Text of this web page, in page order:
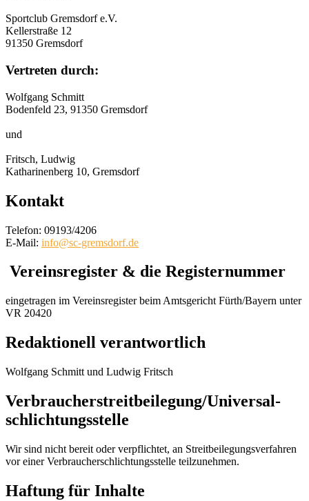
Sportclub Gremsdorf e.V.
Kellerstraße 12
91350 Gremsdorf
Vertreten durch:
Wolfgang Schmitt
Bodenfeld 23, 91350 Gremsdorf
und
Fritsch, Ludwig
Katharinenberg 10, Gremsdorf
Kontakt
Telefon: 09193/4206
E-Mail: info@sc-gremsdorf.de
Vereinsregister & die Registernummer
eingetragen im Vereinsregister beim Amtsgericht Fürth/Bayern unter
VR 20420
Redaktionell verantwortlich
Wolfgang Schmitt und Ludwig Fritsch
Verbraucher­streit­beilegung/Universal­
schlichtungs­stelle
Wir sind nicht bereit oder verpflichtet, an Streitbeilegungsverfahren
vor einer Verbraucherschlichtungsstelle teilzunehmen.
Haftung für Inhalte